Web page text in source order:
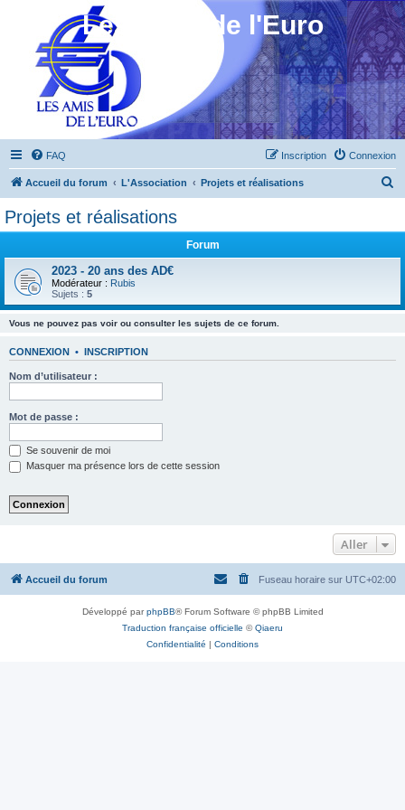
Les Amis de l'Euro
FAQ Connexion
Inscription
Accueil du forum L'Association Projets et réalisations
c
Projets et réalisations
Forum
2023 - 20 ans des AD€
Modérateur : Rubis
Sujets : 5
Vous ne pouvez pas voir ou consulter les sujets de ce forum.
CONNEXION • INSCRIPTION
Nom d’utilisateur :
Mot de passe :
Se souvenir de moi
Masquer ma présence lors de cette session
Aller
Accueil du forum Fuseau horaire sur UTC+02:00
Développé parphpBB® Forum Software © phpBB Limited
Traduction française officielle ©Qiaeru
Confidentialité | Conditions